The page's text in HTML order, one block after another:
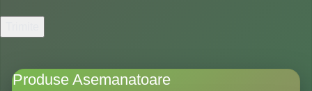
Produse Asemanatoare